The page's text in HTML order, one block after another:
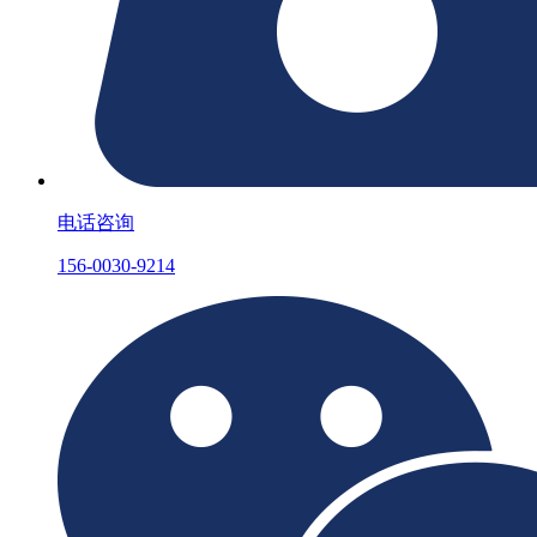
电话咨询
156-0030-9214